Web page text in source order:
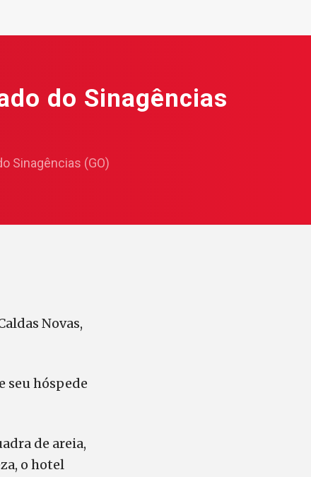
do Sinagências
Sinagências (GO)
Novas,
seu hóspede
de areia,
o hotel